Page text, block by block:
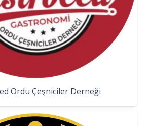
Ordu Çeşniciler Derneği